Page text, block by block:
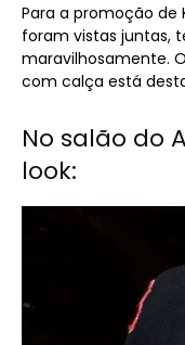
Para a promoção de
foram vistas juntas,
maravilhosamente.
com calça está
No salão do
look: